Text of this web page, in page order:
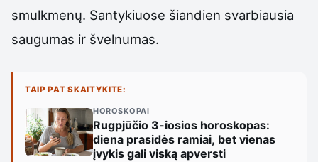
smulkmenų. Santykiuose šiandien svarbiausia
saugumas ir švelnumas.
TAIP PAT SKAITYKITE:
HOROSKOPAI
Rugpjūčio 3-iosios horoskopas:
diena prasidės ramiai, bet vienas
įvykis gali viską apversti